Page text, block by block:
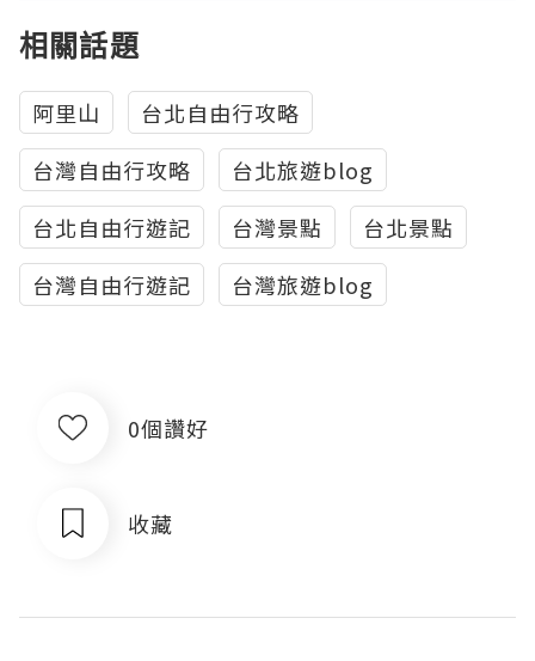
相關話題
阿里山
台北自由行攻略
台灣自由行攻略
台北旅遊blog
台北自由行遊記
台灣景點
台北景點
台灣自由行遊記
台灣旅遊blog
0個讚好
收藏